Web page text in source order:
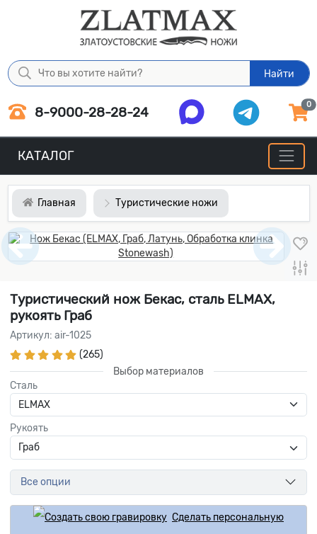
Найти
8-9000-28-28-24 0
КАТАЛОГ
Главная Туристические ножи
Туристический нож Бекас, сталь ELMAX,
рукоять Граб
Артикул: air-1025
(265)
Выбор материалов
Сталь
Рукоять
Все опции
Сделать персональную